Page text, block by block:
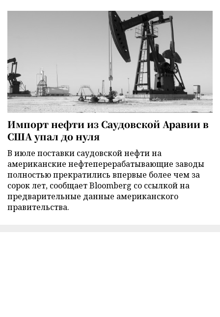
Импорт нефти из Саудовской Аравии в
США упал до нуля
В июле поставки саудовской нефти на
американские нефтеперерабатывающие заводы
полностью прекратились впервые более чем за
сорок лет, сообщает Bloomberg со ссылкой на
предварительные данные американского
правительства.